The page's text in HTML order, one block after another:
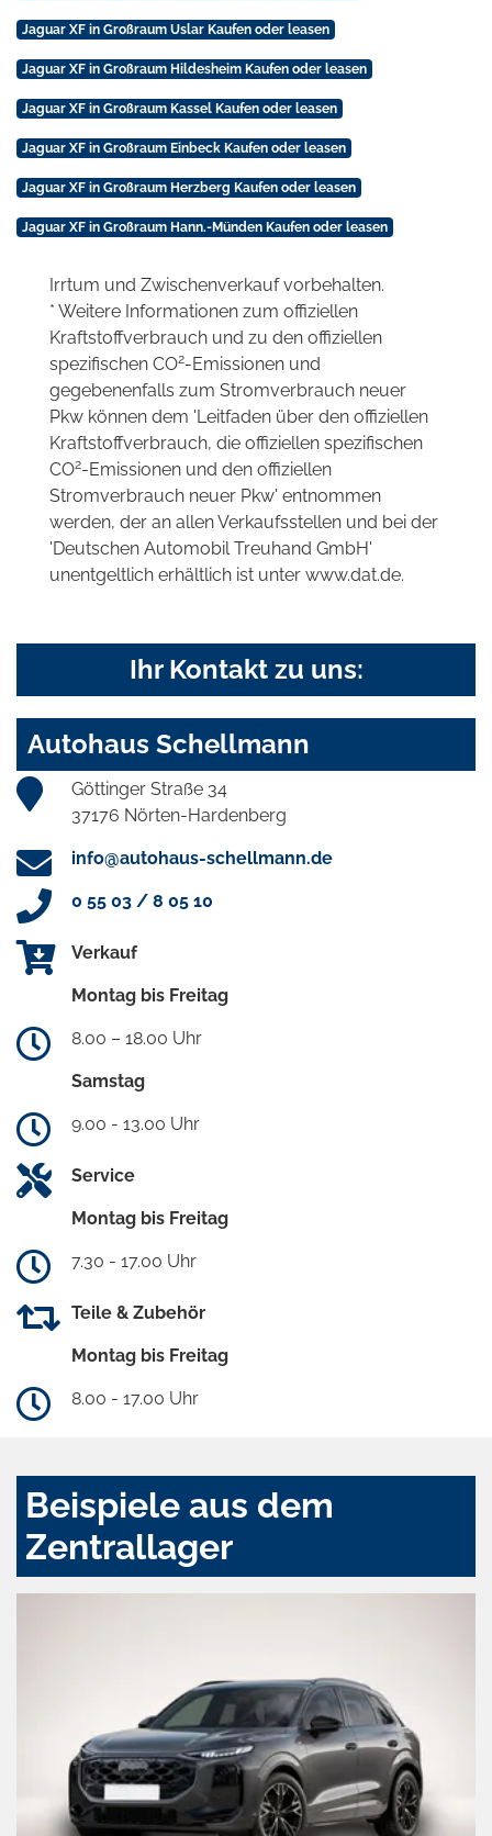
Jaguar XF in Großraum Uslar Kaufen oder leasen
Jaguar XF in Großraum Hildesheim Kaufen oder leasen
Jaguar XF in Großraum Kassel Kaufen oder leasen
Jaguar XF in Großraum Einbeck Kaufen oder leasen
Jaguar XF in Großraum Herzberg Kaufen oder leasen
Jaguar XF in Großraum Hann.-Münden Kaufen oder leasen
Irrtum und Zwischenverkauf vorbehalten.
* Weitere Informationen zum offiziellen
Kraftstoffverbrauch und zu den offiziellen
spezifischen CO2-Emissionen und
gegebenenfalls zum Stromverbrauch neuer
Pkw können dem 'Leitfaden über den offiziellen
Kraftstoffverbrauch, die offiziellen spezifischen
CO2-Emissionen und den offiziellen
Stromverbrauch neuer Pkw' entnommen
werden, der an allen Verkaufsstellen und bei der
'Deutschen Automobil Treuhand GmbH'
unentgeltlich erhältlich ist unter www.dat.de.
Ihr Kontakt zu uns:
Autohaus Schellmann
Göttinger Straße 34
37176 Nörten-Hardenberg
info@autohaus-schellmann.de
0 55 03 / 8 05 10
Verkauf
Montag bis Freitag
8.00 – 18.00 Uhr
Samstag
9.00 - 13.00 Uhr
Service
Montag bis Freitag
7.30 - 17.00 Uhr
Teile & Zubehör
Montag bis Freitag
8.00 - 17.00 Uhr
Beispiele aus dem
Zentrallager